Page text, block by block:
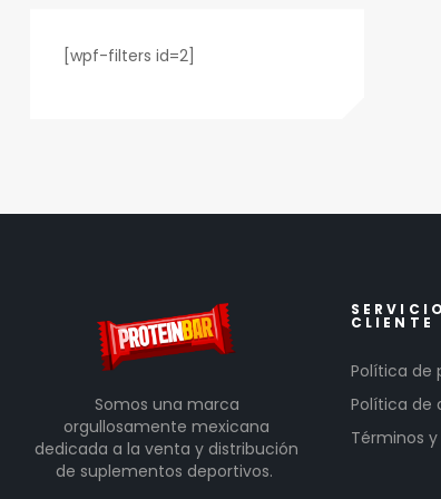
[wpf-filters id=2]
Somos una marca
orgullosamente mexicana
dedicada a la venta y distribución
de suplementos deportivos.
CLIENTE
Política de
Política de
Términos